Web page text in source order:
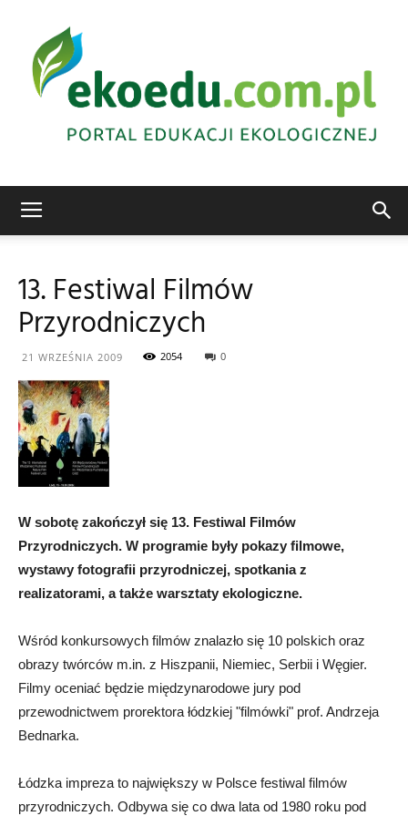
13. Festiwal Filmów
Przyrodniczych
21 WRZEŚNIA 2009 2054 0
W sobotę zakończył się 13. Festiwal Filmów
Przyrodniczych. W programie były pokazy filmowe,
wystawy fotografii przyrodniczej, spotkania z
realizatorami, a także warsztaty ekologiczne.
Wśród konkursowych filmów znalazło się 10 polskich oraz
obrazy twórców m.in. z Hiszpanii, Niemiec, Serbii i Węgier.
Filmy oceniać będzie międzynarodowe jury pod
przewodnictwem prorektora łódzkiej "filmówki" prof. Andrzeja
Bednarka.
Łódzka impreza to największy w Polsce festiwal filmów
przyrodniczych. Odbywa się co dwa lata od 1980 roku pod